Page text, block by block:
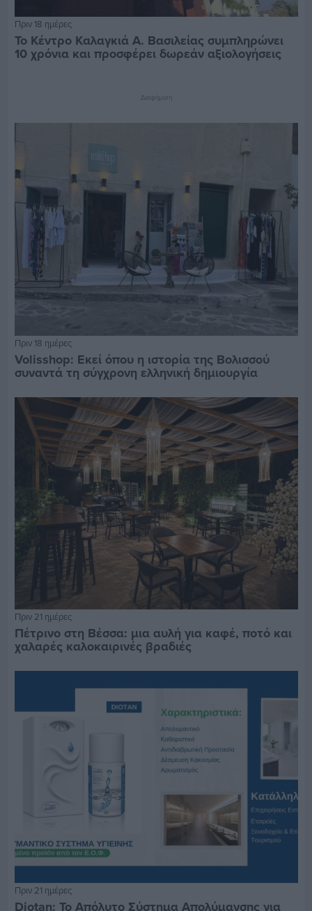
Πριν 18 ημέρες
Το Κέντρο Καλαγκιά Α. Βασιλείας συμπληρώνει
10 χρόνια και προσφέρει δωρεάν αξιολογήσεις
Διαφήμιση
Πριν 18 ημέρες
Volisshop: Εκεί όπου η ιστορία της Βολισσού
συναντά τη σύγχρονη ελληνική δημιουργία
Πριν 21 ημέρες
Πέτρινο στη Βέσσα: μια αυλή για καφέ, ποτό και
χαλαρές καλοκαιρινές βραδιές
Πριν 21 ημέρες
Diotan: Το Απόλυτο Σύστημα Απολύμανσης για